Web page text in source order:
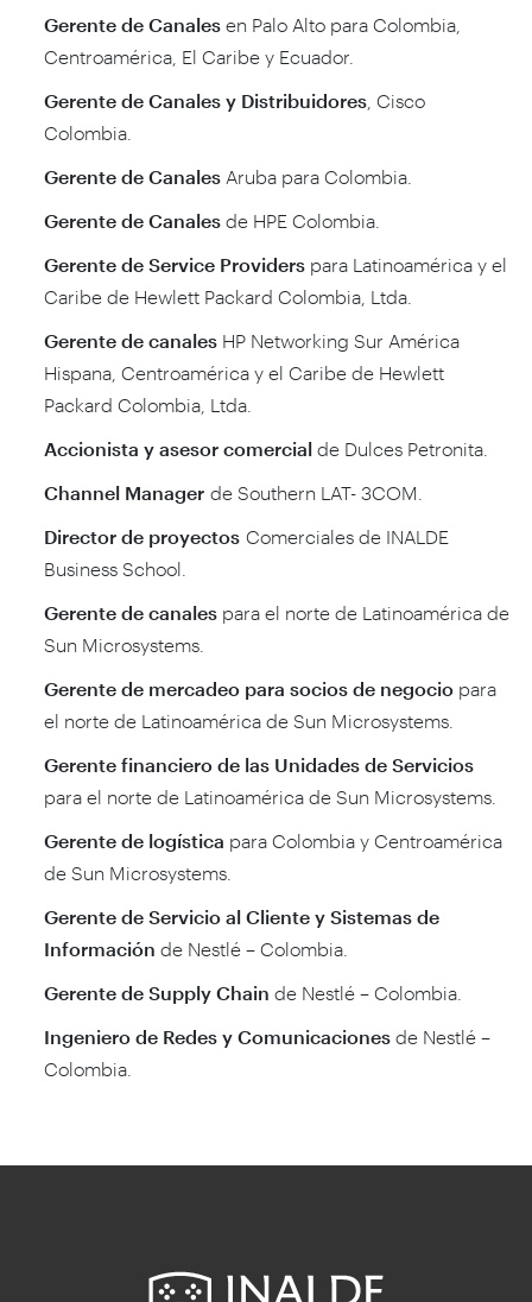
Gerente de Canales en Palo Alto para Colombia,
Centroamérica, El Caribe y Ecuador.
Gerente de Canales y Distribuidores , Cisco
Colombia.
Gerente de Canales Aruba para Colombia.
Gerente de Canales de HPE Colombia.
Gerente de Service Providers para Latinoamérica y el
Caribe de Hewlett Packard Colombia, Ltda.
Gerente de canales HP Networking Sur América
Hispana, Centroamérica y el Caribe de Hewlett
Packard Colombia, Ltda.
Accionista y asesor comercial de Dulces Petronita.
Channel Manager de Southern LAT- 3COM.
Director de proyectos Comerciales de INALDE
Business School.
Gerente de canales para el norte de Latinoamérica de
Sun Microsystems.
Gerente de mercadeo para socios de negocio para
el norte de Latinoamérica de Sun Microsystems.
Gerente financiero de las Unidades de Servicios
para el norte de Latinoamérica de Sun Microsystems.
Gerente de logística para Colombia y Centroamérica
de Sun Microsystems.
Gerente de Servicio al Cliente y Sistemas de
Información de Nestlé – Colombia.
Gerente de Supply Chain de Nestlé – Colombia.
Ingeniero de Redes y Comunicaciones de Nestlé –
Colombia.